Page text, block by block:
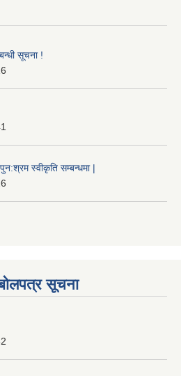
सूचना !
स्वीकृति सम्बन्धमा |
सूचना